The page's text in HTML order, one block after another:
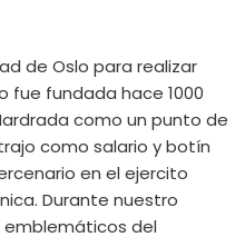
de Oslo para realizar
fue fundada hace 1000
como un punto de
como salario y botín
en el ejercito
Durante nuestro
emblemáticos del